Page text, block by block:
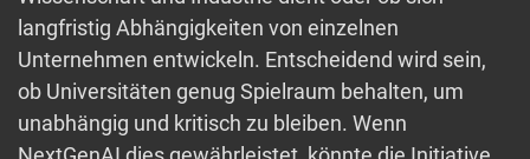
langfristig Abhängigkeiten von einzelnen
Unternehmen entwickeln. Entscheidend wird sein,
ob Universitäten genug Spielraum behalten, um
unabhängig und kritisch zu bleiben. Wenn